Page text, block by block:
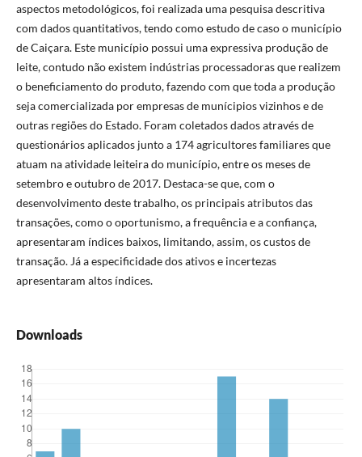
aspectos metodológicos, foi realizada uma pesquisa descritiva
com dados quantitativos, tendo como estudo de caso o município
de Caiçara. Este município possui uma expressiva produção de
leite, contudo não existem indústrias processadoras que realizem
o beneficiamento do produto, fazendo com que toda a produção
seja comercializada por empresas de munícipios vizinhos e de
outras regiões do Estado. Foram coletados dados através de
questionários aplicados junto a 174 agricultores familiares que
atuam na atividade leiteira do município, entre os meses de
setembro e outubro de 2017. Destaca-se que, com o
desenvolvimento deste trabalho, os principais atributos das
transações, como o oportunismo, a frequência e a confiança,
apresentaram índices baixos, limitando, assim, os custos de
transação. Já a especificidade dos ativos e incertezas
apresentaram altos índices.
Downloads